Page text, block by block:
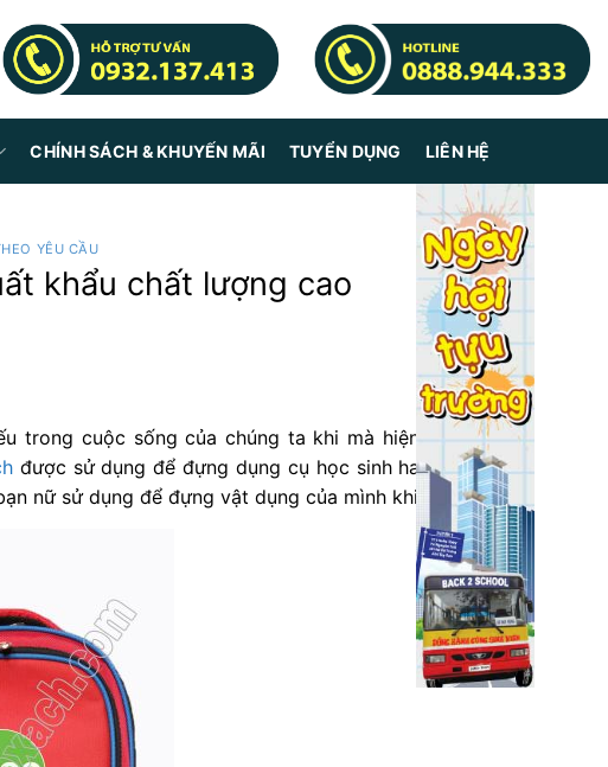
CHÍNH SÁCH & KHUYẾN MÃI TUYỂN DỤNG LIÊN HỆ
YÊU CẦU
khẩu chất lượng cao
trong cuộc sống của chúng ta khi mà hiện nay có rất
được sử dụng để đựng dụng cụ học sinh hay được các
nữ sử dụng để đựng vật dụng của mình khi ra ngoài.